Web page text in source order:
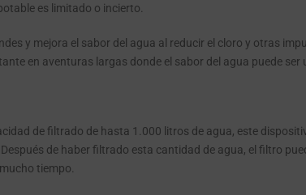
es limitado o incierto.
y mejora el sabor del agua al reducir el cloro y otras
en aventuras largas donde el sabor del agua puede ser
de filtrado de hasta 1.000 litros de agua, este
de haber filtrado esta cantidad de agua, el filtro
tiempo.